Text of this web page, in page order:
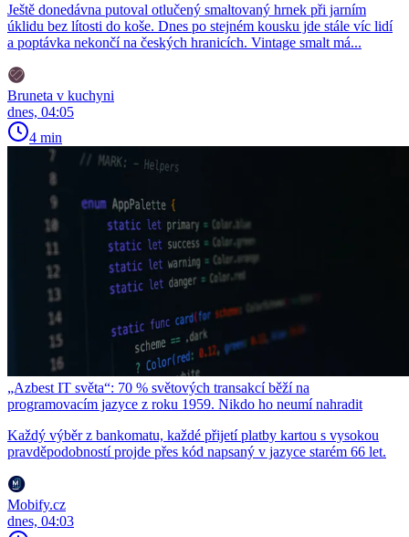
Ještě donedávna putoval otlučený smaltovaný hrnek při jarním
úklidu bez lítosti do koše. Dnes po stejném kousku jde stále víc lidí
a poptávka nekončí na českých hranicích. Vintage smalt má...
Bruneta v kuchyni
dnes, 04:05
4 min
„Azbest IT světa“: 70 % světových transakcí běží na
programovacím jazyce z roku 1959. Nikdo ho neumí nahradit
Každý výběr z bankomatu, každé přijetí platby kartou s vysokou
pravděpodobností projde přes kód napsaný v jazyce starém 66 let.
Mobify.cz
dnes, 04:03